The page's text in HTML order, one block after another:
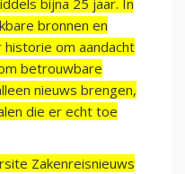
bijna 25 jaar. In
bronnen en
om aandacht
betrouwbare
nieuws brengen,
die er echt toe
Zakenreisnieuws